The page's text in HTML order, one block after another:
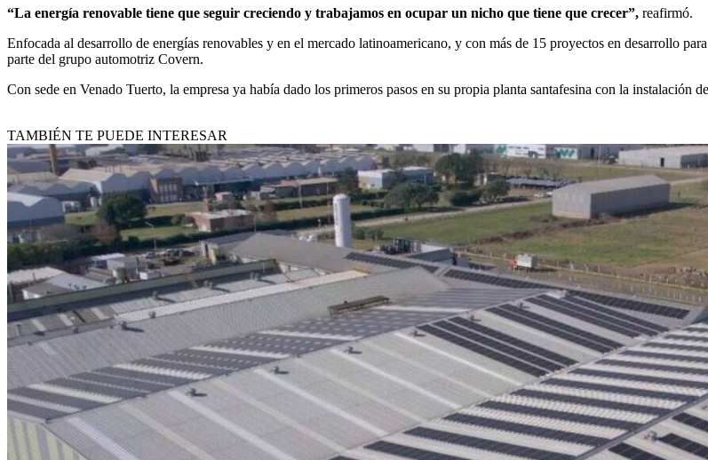
“La energía renovable tiene que seguir creciendo y trabajamos en ocupar un nicho que tiene que crecer”, reafirmó.
Enfocada al desarrollo de energías renovables y en el mercado latinoamericano, y con más de 15 proyectos en desarrollo
parte del grupo automotriz Covern.
Con sede en Venado Tuerto, la empresa ya había dado los primeros pasos en su propia planta santafesina con la instalación
TAMBIÉN TE PUEDE INTERESAR